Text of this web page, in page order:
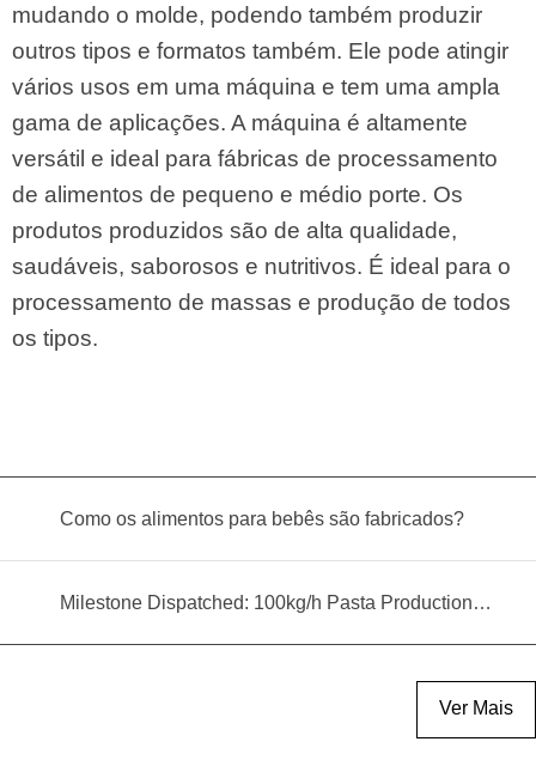
mudando o molde, podendo também produzir
outros tipos e formatos também. Ele pode atingir
vários usos em uma máquina e tem uma ampla
gama de aplicações. A máquina é altamente
versátil e ideal para fábricas de processamento
de alimentos de pequeno e médio porte. Os
produtos produzidos são de alta qualidade,
saudáveis, saborosos e nutritivos. É ideal para o
processamento de massas e produção de todos
os tipos.
Como os alimentos para bebês são fabricados?
Milestone Dispatched: 100kg/h Pasta Production Line Shipped to Angola
Ver Mais